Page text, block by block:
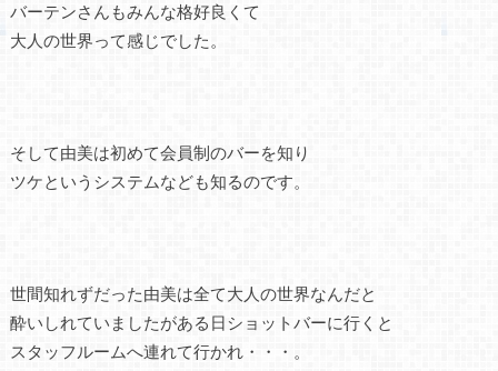
バーテンさんもみんな格好良くて
大人の世界って感じでした。
そして由美は初めて会員制のバーを知り
ツケというシステムなども知るのです。
世間知れずだった由美は全て大人の世界なんだと
酔いしれていましたがある日ショットバーに行くと
スタッフルームへ連れて行かれ・・・。